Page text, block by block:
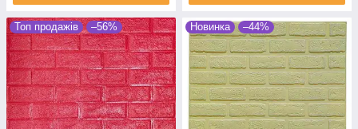
Топ продажів –56% Новинка –44%